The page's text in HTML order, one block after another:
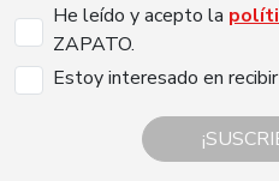
He leído y acepto la
ZAPATO.
Estoy interesado en